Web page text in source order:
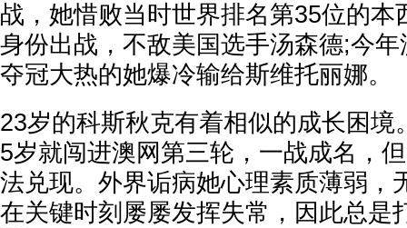
战，她惜败当时世界排名第35位的本
身份出战，不敌美国选手汤森德;今
夺冠大热的她爆冷输给斯维托丽娜。
23岁的科斯秋克有着相似的成长困境
5岁就闯进澳网第三轮，一战成名，
法兑现。外界诟病她心理素质薄弱，
在关键时刻屡屡发挥失常，因此总是